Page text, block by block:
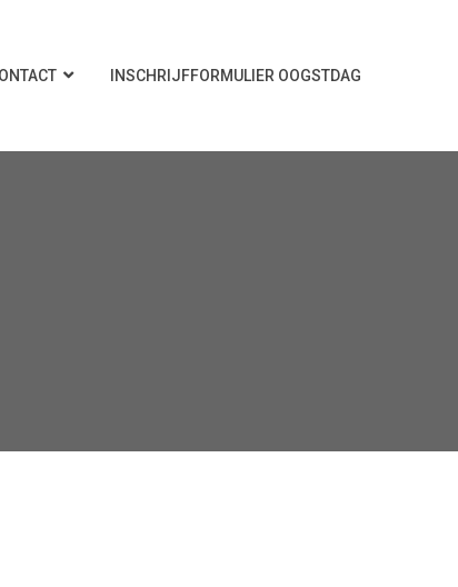
INSCHRIJFFORMULIER OOGSTDAG